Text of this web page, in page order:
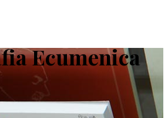
Ecumenica